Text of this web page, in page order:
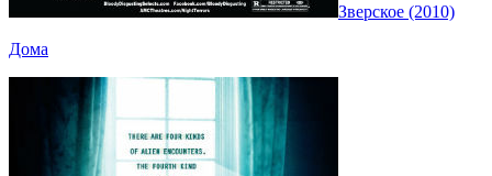
Зверское (2010)
Дома